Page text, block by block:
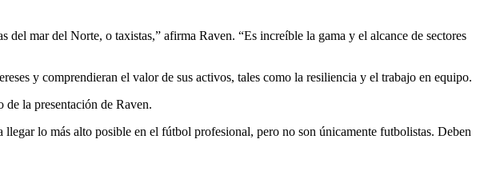
mar del Norte, o taxistas,” afirma Raven. “Es increíble la gama y el alcance de sectores
y comprendieran el valor de sus activos, tales como la resiliencia y el trabajo en equipo.
la presentación de Raven.
lo más alto posible en el fútbol profesional, pero no son únicamente futbolistas. Deben